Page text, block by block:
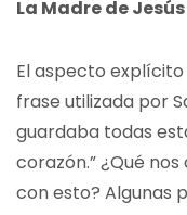
La Madre de
El aspecto
frase utilizada por
guardaba todas
corazón.” ¿Qué
con esto? Algunas